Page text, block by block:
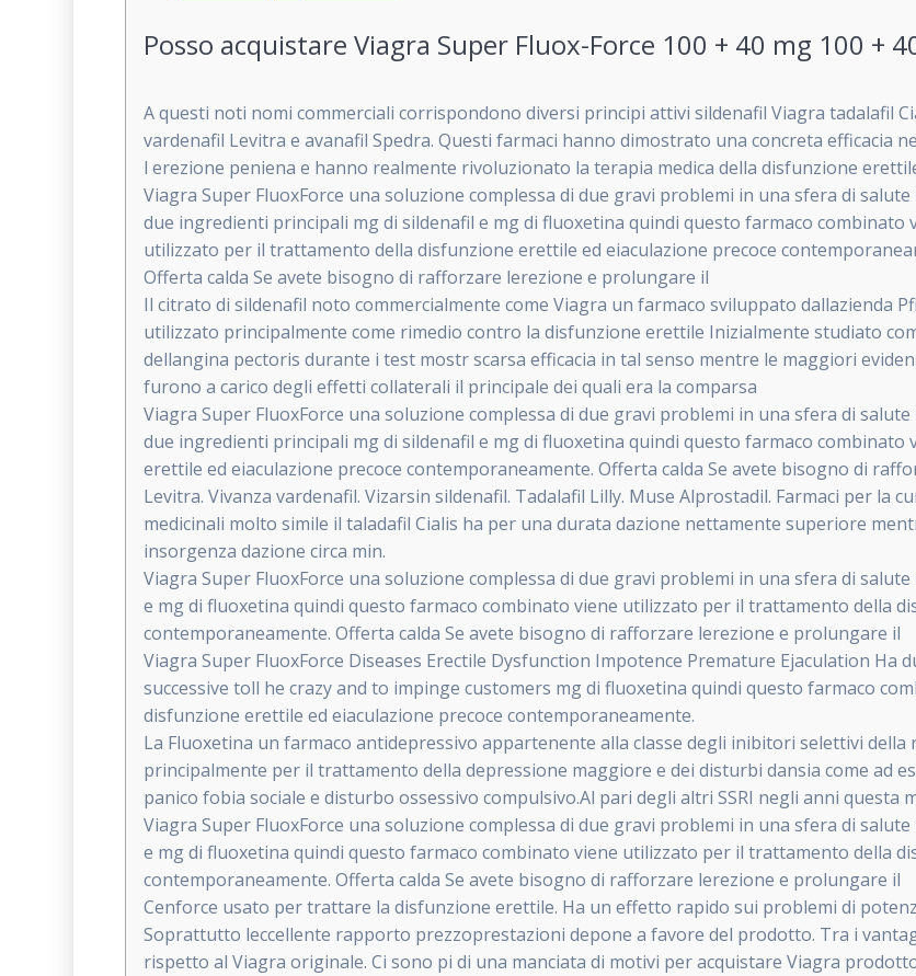
Posso acquistare Viagra Super Fluox-Force 100 + 40 mg 100 +
A questi noti nomi commerciali corrispondono diversi principi attivi sildenafil Viagra tadalafil
vardenafil Levitra e avanafil Spedra. Questi farmaci hanno dimostrato una concreta efficacia
l erezione peniena e hanno realmente rivoluzionato la terapia medica della disfunzione
Viagra Super FluoxForce una soluzione complessa di due gravi problemi in una sfera di salute
due ingredienti principali mg di sildenafil e mg di fluoxetina quindi questo farmaco combinato
utilizzato per il trattamento della disfunzione erettile ed eiaculazione precoce
Offerta calda Se avete bisogno di rafforzare lerezione e prolungare il
Il citrato di sildenafil noto commercialmente come Viagra un farmaco sviluppato dallazienda
utilizzato principalmente come rimedio contro la disfunzione erettile Inizialmente studiato
dellangina pectoris durante i test mostr scarsa efficacia in tal senso mentre le maggiori
furono a carico degli effetti collaterali il principale dei quali era la comparsa
Viagra Super FluoxForce una soluzione complessa di due gravi problemi in una sfera di salute
due ingredienti principali mg di sildenafil e mg di fluoxetina quindi questo farmaco
erettile ed eiaculazione precoce contemporaneamente. Offerta calda Se avete bisogno di
Levitra. Vivanza vardenafil. Vizarsin sildenafil. Tadalafil Lilly. Muse Alprostadil. Farmaci per la
medicinali molto simile il taladafil Cialis ha per una durata dazione nettamente superiore
insorgenza dazione circa min.
Viagra Super FluoxForce una soluzione complessa di due gravi problemi in una sfera di
e mg di fluoxetina quindi questo farmaco combinato viene utilizzato per il trattamento della
contemporaneamente. Offerta calda Se avete bisogno di rafforzare lerezione e prolungare il
Viagra Super FluoxForce Diseases Erectile Dysfunction Impotence Premature Ejaculation Ha
successive toll he crazy and to impinge customers mg di fluoxetina quindi questo farmaco
disfunzione erettile ed eiaculazione precoce contemporaneamente.
La Fluoxetina un farmaco antidepressivo appartenente alla classe degli inibitori selettivi
principalmente per il trattamento della depressione maggiore e dei disturbi dansia come ad
panico fobia sociale e disturbo ossessivo compulsivo.Al pari degli altri SSRI negli anni questa
Viagra Super FluoxForce una soluzione complessa di due gravi problemi in una sfera di
e mg di fluoxetina quindi questo farmaco combinato viene utilizzato per il trattamento della
contemporaneamente. Offerta calda Se avete bisogno di rafforzare lerezione e prolungare il
Cenforce usato per trattare la disfunzione erettile. Ha un effetto rapido sui problemi di
Soprattutto leccellente rapporto prezzoprestazioni depone a favore del prodotto. Tra i
rispetto al Viagra originale. Ci sono pi di una manciata di motivi per acquistare Viagra